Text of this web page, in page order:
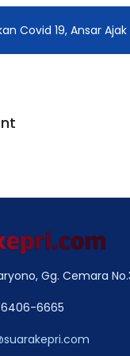
Covid 19, Ansar
Gg. Cemara
6406-6665